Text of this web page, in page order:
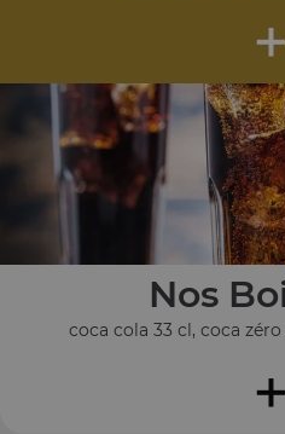
+
Nos
coca cola 33 cl, coca
+